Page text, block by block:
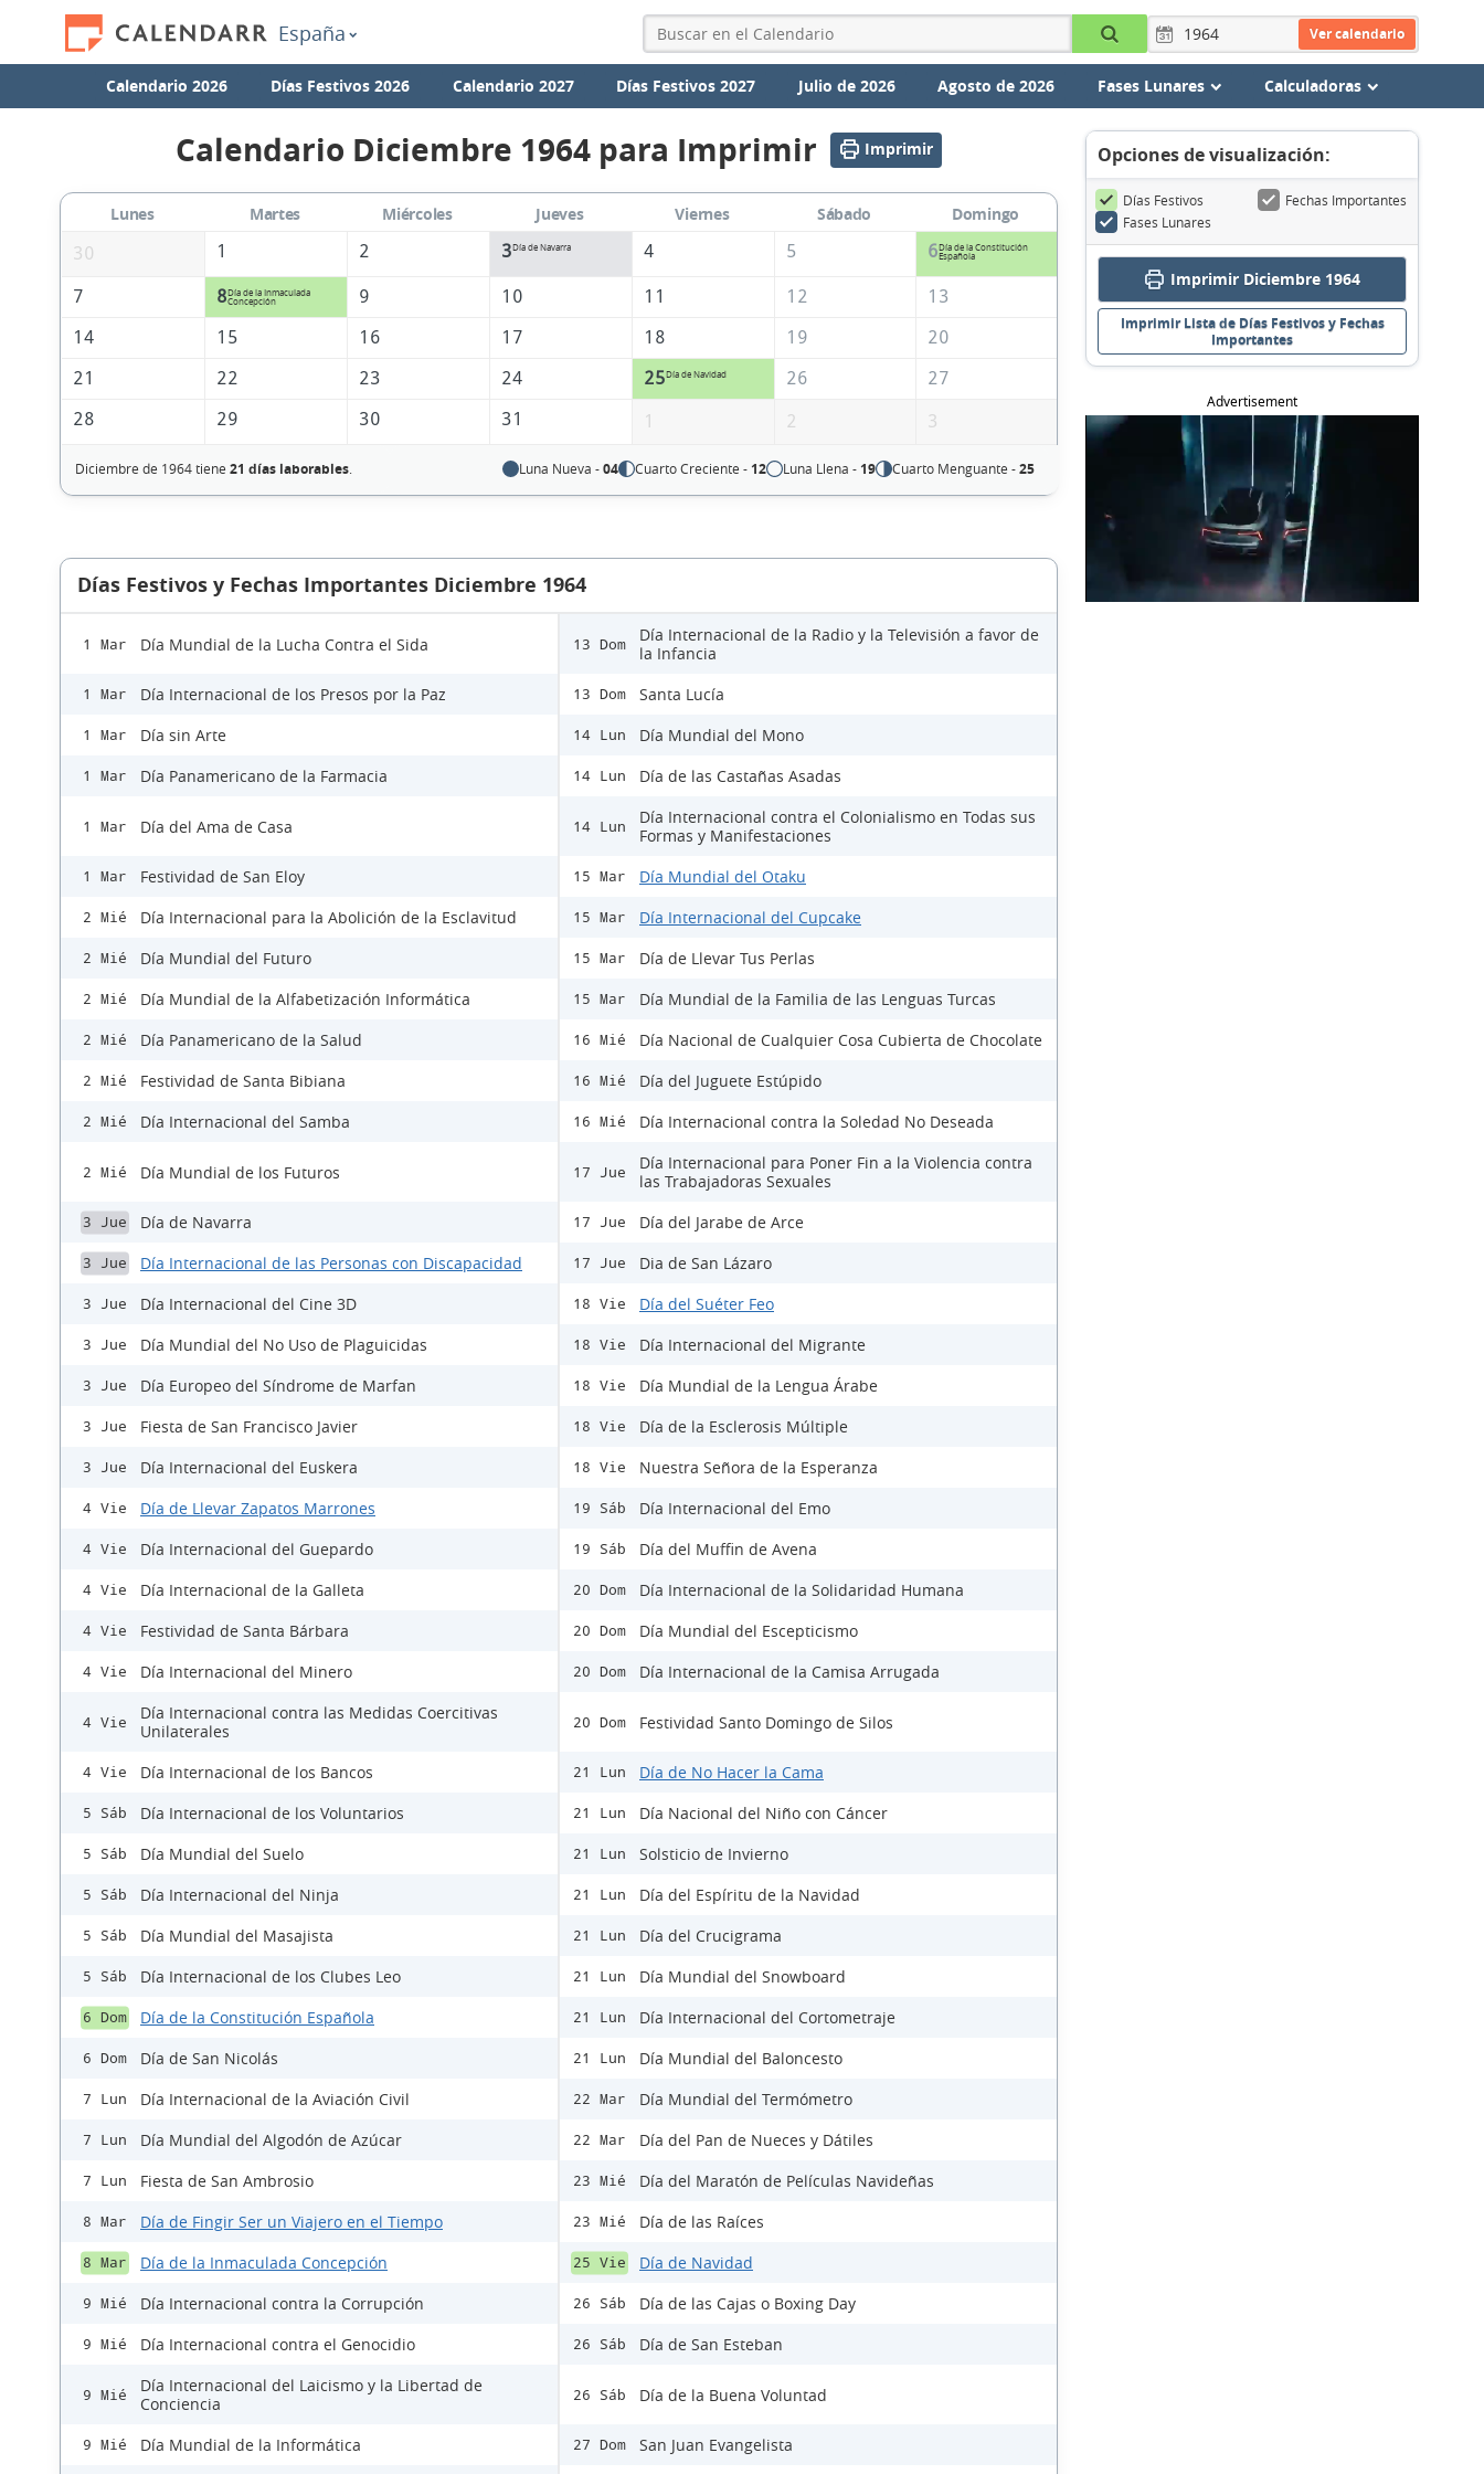
España Ver calendario
Calendario 2026 Días Festivos 2026 Calendario 2027 Días Festivos 2027 Julio de 2026 Agosto de 2026 Fases Lunares Calculadoras
Calendario Diciembre 1964 para Imprimir Imprimir
Lunes Martes Miércoles Jueves Viernes Sábado
Domingo
30
1 2 3Día de Navarra 4 5 6Día de la Constitución
Española
7 8Día de la Inmaculada
Concepción
9 10 11 12
13
14
15 16 17 18 19
20
21
22 23 24 25Día de Navidad 26
27
28
29 30 31 1 2 3
Diciembre de 1964 tiene 21 días laborables. Luna Nueva -04 Cuarto Creciente - 12 Luna Llena - 19 Cuarto Menguante -25
Días Festivos y Fechas Importantes Diciembre 1964
1 Mar Día Mundial de la Lucha Contra el Sida
1 Mar Día Internacional de los Presos por la Paz
1 Mar Día sin Arte
1 Mar Día Panamericano de la Farmacia
1 Mar Día del Ama de Casa
1 Mar Festividad de San Eloy
2 Mié Día Internacional para la Abolición de la Esclavitud
2 Mié Día Mundial del Futuro
2 Mié Día Mundial de la Alfabetización Informática
2 Mié Día Panamericano de la Salud
2 Mié Festividad de Santa Bibiana
2 Mié Día Internacional del Samba
2 Mié Día Mundial de los Futuros
3 Jue Día de Navarra
3 Jue Día Internacional de las Personas con Discapacidad
3 Jue Día Internacional del Cine 3D
3 Jue Día Mundial del No Uso de Plaguicidas
3 Jue Día Europeo del Síndrome de Marfan
3 Jue Fiesta de San Francisco Javier
3 Jue Día Internacional del Euskera
4 Vie Día de Llevar Zapatos Marrones
4 Vie Día Internacional del Guepardo
4 Vie Día Internacional de la Galleta
4 Vie Festividad de Santa Bárbara
4 Vie Día Internacional del Minero
4 Vie
Día Internacional contra las Medidas Coercitivas
Unilaterales
4 Vie Día Internacional de los Bancos
5 Sáb Día Internacional de los Voluntarios
5 Sáb Día Mundial del Suelo
5 Sáb Día Internacional del Ninja
5 Sáb Día Mundial del Masajista
5 Sáb Día Internacional de los Clubes Leo
6 Dom Día de la Constitución Española
6 Dom Día de San Nicolás
7 Lun Día Internacional de la Aviación Civil
7 Lun Día Mundial del Algodón de Azúcar
7 Lun Fiesta de San Ambrosio
8 Mar Día de Fingir Ser un Viajero en el Tiempo
8 Mar Día de la Inmaculada Concepción
9 Mié Día Internacional contra la Corrupción
9 Mié Día Internacional contra el Genocidio
9 Mié
Día Internacional del Laicismo y la Libertad de
Conciencia
9 Mié Día Mundial de la Informática
13 Dom
Día Internacional de la Radio y la Televisión a favor de
la Infancia
13 Dom Santa Lucía
14 Lun Día Mundial del Mono
14 Lun Día de las Castañas Asadas
14 Lun
Día Internacional contra el Colonialismo en Todas sus
Formas y Manifestaciones
15 Mar Día Mundial del Otaku
15 Mar Día Internacional del Cupcake
15 Mar Día de Llevar Tus Perlas
15 Mar Día Mundial de la Familia de las Lenguas Turcas
16 Mié Día Nacional de Cualquier Cosa Cubierta de Chocolate
16 Mié Día del Juguete Estúpido
16 Mié Día Internacional contra la Soledad No Deseada
17 Jue
Día Internacional para Poner Fin a la Violencia contra
las Trabajadoras Sexuales
17 Jue Día del Jarabe de Arce
17 Jue Dia de San Lázaro
18 Vie Día del Suéter Feo
18 Vie Día Internacional del Migrante
18 Vie Día Mundial de la Lengua Árabe
18 Vie Día de la Esclerosis Múltiple
18 Vie Nuestra Señora de la Esperanza
19 Sáb Día Internacional del Emo
19 Sáb Día del Muffin de Avena
20 Dom Día Internacional de la Solidaridad Humana
20 Dom Día Mundial del Escepticismo
20 Dom Día Internacional de la Camisa Arrugada
20 Dom Festividad Santo Domingo de Silos
21 Lun Día de No Hacer la Cama
21 Lun Día Nacional del Niño con Cáncer
21 Lun Solsticio de Invierno
21 Lun Día del Espíritu de la Navidad
21 Lun Día del Crucigrama
21 Lun Día Mundial del Snowboard
21 Lun Día Internacional del Cortometraje
21 Lun Día Mundial del Baloncesto
22 Mar Día Mundial del Termómetro
22 Mar Día del Pan de Nueces y Dátiles
23 Mié Día del Maratón de Películas Navideñas
23 Mié Día de las Raíces
25 Vie Día de Navidad
26 Sáb Día de las Cajas o Boxing Day
26 Sáb Día de San Esteban
26 Sáb Día de la Buena Voluntad
27 Dom San Juan Evangelista
Opciones de visualización:
Días Festivos
Fechas Importantes
Fases Lunares
Imprimir Diciembre 1964
Imprimir Lista de Días Festivos y Fechas
Importantes
Advertisement